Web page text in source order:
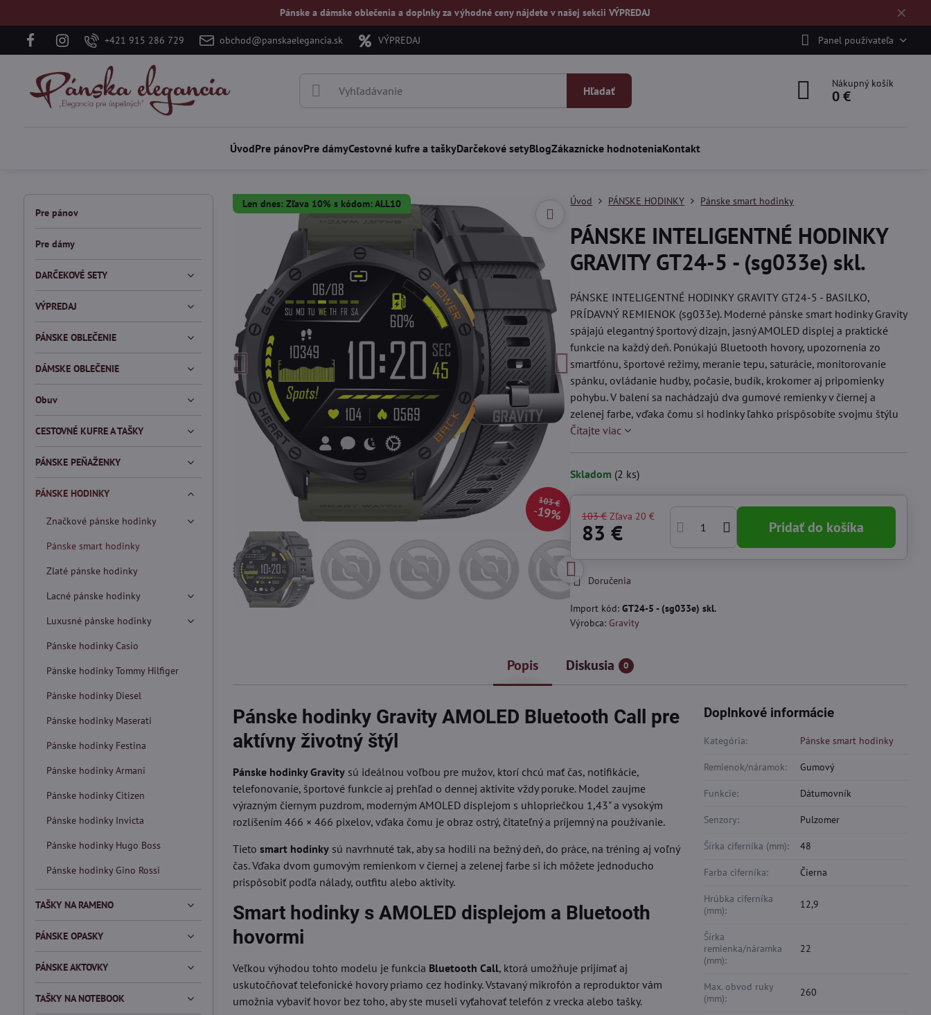
✕
Pánske a dámske oblečenia a doplnky za výhodné ceny nájdete v našejsekcii VÝPREDAJ
+421 915 286 729 obchod@panskaelegancia.sk VÝPREDAJ Panel používateľa
Hľadať
Nákupný košík
0 €
ÚvodPre pánovPre dámyCestovné kufre a taškyDarčekové setyBlogZákaznícke hodnoteniaKontakt
Len dnes: Zľava 10% s kódom: ALL10
103 €
19%
Úvod PÁNSKE HODINKY Pánske smart hodinky
PÁNSKE INTELIGENTNÉ HODINKY
GRAVITY GT24-5 - (sg033e) skl.
PÁNSKE INTELIGENTNÉ HODINKY GRAVITY GT24-5 - BASILKO,
PRÍDAVNÝ REMIENOK (sg033e). Moderné pánske smart hodinky Gravity
spájajú elegantný športový dizajn, jasný AMOLED displej a praktické
funkcie na každý deň. Ponúkajú Bluetooth hovory, upozornenia zo
smartfónu, športové režimy, meranie tepu, saturácie, monitorovanie
spánku, ovládanie hudby, počasie, budík, krokomer aj pripomienky
pohybu. V balení sa nachádzajú dva gumové remienky v čiernej a
zelenej farbe, vďaka čomu si hodinky ľahko prispôsobíte svojmu štýlu
Čítajte viac
Skladom (2 ks)
103 € Zľava 20 €
83 € Pridať do košíka
Doručenia
Import kód:GT24-5 - (sg033e) skl.
Výrobca: Gravity
Popis Diskusia 0
Pánske hodinky Gravity AMOLED Bluetooth Call pre
aktívny životný štýl
Pánske hodinky Gravity sú ideálnou voľbou pre mužov, ktorí chcú mať čas, notifikácie,
telefonovanie, športové funkcie aj prehľad o dennej aktivite vždy poruke. Model zaujme
výrazným čiernym puzdrom, moderným AMOLED displejom s uhlopriečkou 1,43" a vysokým
rozlíšením 466 × 466 pixelov, vďaka čomu je obraz ostrý, čitateľný a príjemný na používanie.
Tietosmart hodinky sú navrhnuté tak, aby sa hodili na bežný deň, do práce, na tréning aj voľný
čas. Vďaka dvom gumovým remienkom v čiernej a zelenej farbe si ich môžete jednoducho
prispôsobiť podľa nálady, outfitu alebo aktivity.
Smart hodinky s AMOLED displejom a Bluetooth
hovormi
Veľkou výhodou tohto modelu je funkcia Bluetooth Call, ktorá umožňuje prijímať aj
uskutočňovať telefonické hovory priamo cez hodinky. Vstavaný mikrofón a reproduktor vám
umožnia vybaviť hovor bez toho, aby ste museli vyťahovať telefón z vrecka alebo tašky.
Doplnkové informácie
Kategória: Pánske smart hodinky
Remienok/náramok: Gumový
Funkcie: Dátumovník
Senzory: Pulzomer
Šírka ciferníka (mm): 48
Farba ciferníka: Čierna
Hrúbka ciferníka
(mm):
12,9
Šírka
remienka/náramka
(mm):
22
Max. obvod ruky
(mm):
260
Pre pánov
Pre dámy
DARČEKOVÉ SETY
VÝPREDAJ
PÁNSKE OBLEČENIE
DÁMSKE OBLEČENIE
Obuv
CESTOVNÉ KUFRE A TAŠKY
PÁNSKE PEŇAŽENKY
PÁNSKE HODINKY
Značkové pánske hodinky
Pánske smart hodinky
Zlaté pánske hodinky
Lacné pánske hodinky
Luxusné pánske hodinky
Pánske hodinky Casio
Pánske hodinky Tommy Hilfiger
Pánske hodinky Diesel
Pánske hodinky Maserati
Pánske hodinky Festina
Pánske hodinky Armani
Pánske hodinky Citizen
Pánske hodinky Invicta
Pánske hodinky Hugo Boss
Pánske hodinky Gino Rossi
TAŠKY NA RAMENO
PÁNSKE OPASKY
PÁNSKE AKTOVKY
TAŠKY NA NOTEBOOK